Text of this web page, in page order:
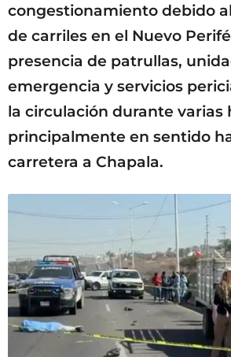
congestionamiento debido
de carriles en el Nuevo
presencia de patrullas,
emergencia y servicios
la circulación durante varias
principalmente en sentido
carretera a Chapala.